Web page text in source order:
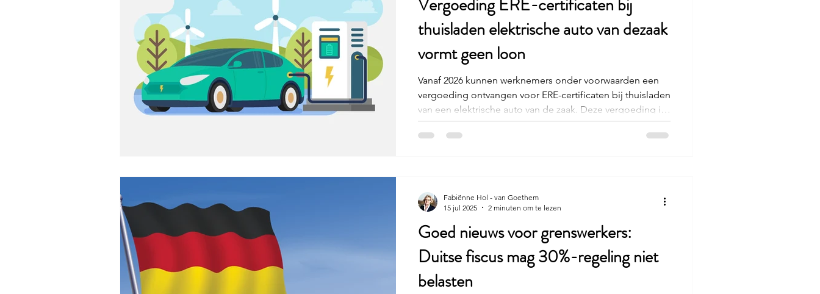
Vergoeding ERE-certificaten bij
thuisladen elektrische auto van dezaak
vormt geen loon
Vanaf 2026 kunnen werknemers onder voorwaarden een
vergoeding ontvangen voor ERE-certificaten bij thuisladen
van een elektrische auto van de zaak. Deze vergoeding is
geen loon, maar verlaagt mogelijk de werkelijke
laadkosten. Werkgevers moeten daarom hun
Goed nieuws voor grenswerkers:
Duitse fiscus mag 30%-regeling niet
belasten
Fabiënne Hol - van Goethem
15 jul 2025
2 minuten om te lezen